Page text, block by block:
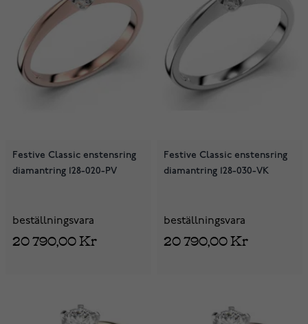
Festive Classic enstensring
diamantring 128-020-PV
beställningsvara
20 790,00 Kr
Festive Classic enstensring
diamantring 128-030-VK
beställningsvara
20 790,00 Kr